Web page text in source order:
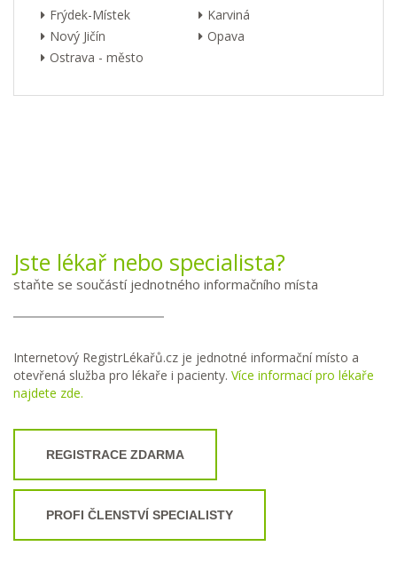
Frýdek-Místek
Karviná
Nový Jičín
Opava
Ostrava - město
Jste lékař nebo specialista?
staňte se součástí jednotného informačního místa
Internetový RegistrLékařů.cz je jednotné informační místo a
otevřená služba pro lékaře i pacienty. Více informací pro lékaře
najdete zde.
REGISTRACE ZDARMA
PROFI ČLENSTVÍ SPECIALISTY